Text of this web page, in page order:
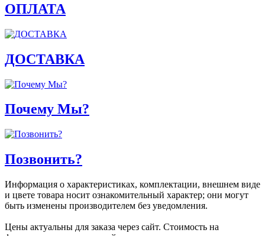
ОПЛАТА
ДОСТАВКА
Почему Мы?
Позвонить?
Информация о характеристиках, комплектации, внешнем виде
и цвете товара носит ознакомительный характер; они могут
быть изменены производителем без уведомления.
Цены актуальны для заказа через сайт. Стоимость на